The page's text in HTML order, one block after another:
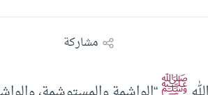
مشاركة
ﷺ